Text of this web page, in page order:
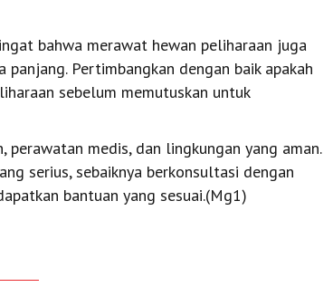
bahwa merawat hewan peliharaan juga
Pertimbangkan dengan baik apakah
sebelum memutuskan untuk
perawatan medis, dan lingkungan yang aman.
serius, sebaiknya berkonsultasi dengan
bantuan yang sesuai.(Mg1)